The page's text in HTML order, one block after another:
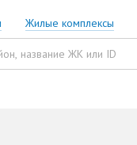
Жилые комплексы